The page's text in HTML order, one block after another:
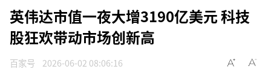
英伟达市值一夜大增3190亿美元 科技
股狂欢带动市场创新高
百家号 2026-06-02 08:06:16